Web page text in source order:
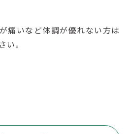
痛いなど体調が優れない方は
。